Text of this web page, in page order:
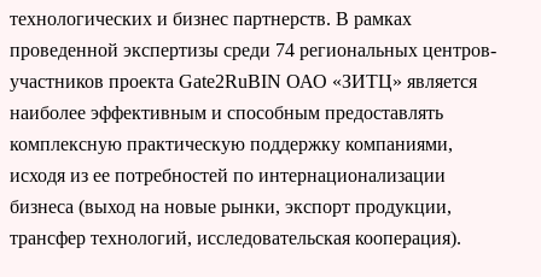
технологических и бизнес партнерств. В рамках
проведенной экспертизы среди 74 региональных центров-
участников проекта Gate2RuBIN ОАО «ЗИТЦ» является
наиболее эффективным и способным предоставлять
комплексную практическую поддержку компаниями,
исходя из ее потребностей по интернационализации
бизнеса (выход на новые рынки, экспорт продукции,
трансфер технологий, исследовательская кооперация).